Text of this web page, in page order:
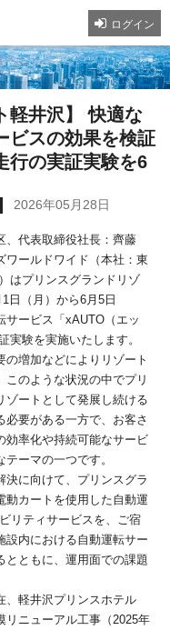
ログイン
軽井沢】 快適な
ビスの効果を検証
行の実証実験を6
2026年05月28日
、代表取締役社長：齊藤
ワールドワイド（本社：東
はプリンスグランドリゾ
日（月）から6月5日
サービス「xAUTO（エッ
験を実施いたします。
増加などによりリゾート
のような状況の中でプリ
ゾートとして発展し続ける
必要がある一方で、お客さ
効率化や持続可能なサービ
ーマの一つです。
に向けて、プリンスグラ
動カートを使用した自動運
リティサービスを、ご宿
設内における自動運転サー
とともに、運用面での課題
、軽井沢プリンスホテル
リニューアル工事（2025年